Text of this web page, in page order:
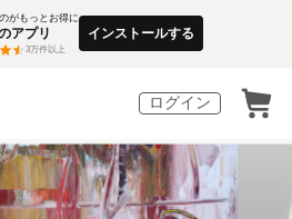
がもっとお得に
アプリ
3万件以上
インストールする
ログイン